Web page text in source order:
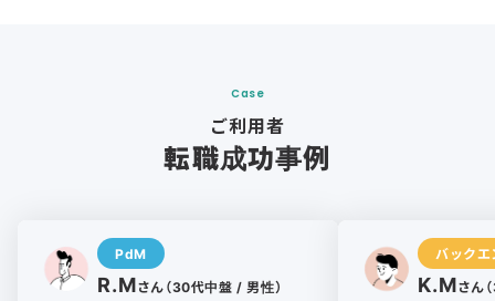
Case
ご利用者
転職成功事例
PdM
R.Mさん（30代中盤 / 男性）
バック
K.Mさん